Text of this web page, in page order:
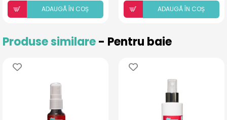
ADAUGÃ ÎN COȘ ADAUGÃ ÎN COȘ
Produse similare- Pentru baie